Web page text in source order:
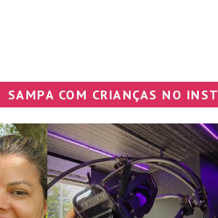
SAMPA COM CRIANÇAS NO